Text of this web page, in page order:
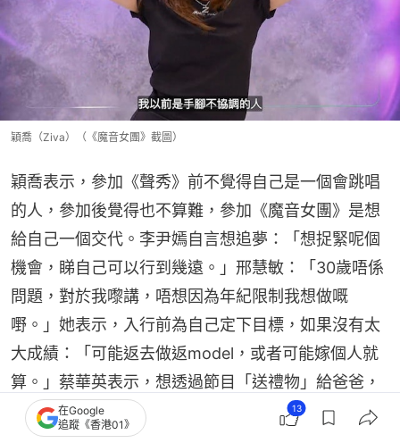
穎喬（Ziva）（《魔音女團》截圖）
穎喬表示，參加《聲秀》前不覺得自己是一個會跳唱
的人，參加後覺得也不算難，參加《魔音女團》是想
給自己一個交代。李尹嫣自言想追夢：「想捉緊呢個
機會，睇自己可以行到幾遠。」邢慧敏：「30歲唔係
問題，對於我嚟講，唔想因為年紀限制我想做嘅
嘢。」她表示，入行前為自己定下目標，如果沒有太
大成績：「可能返去做返model，或者可能嫁個人就
算。」蔡華英表示，想透過節目「送禮物」給爸爸，
告訴他自己可以跳舞也可以唱歌。
在Google
追蹤《香港01》
13